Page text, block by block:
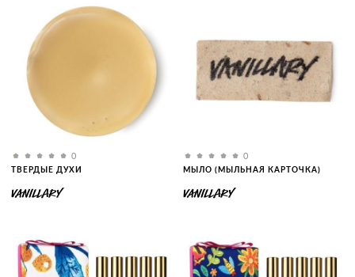
0
ТВЕРДЫЕ ДУХИ
VANILLARY
0
МЫЛО (МЫЛЬНАЯ КАРТОЧКА)
VANILLARY